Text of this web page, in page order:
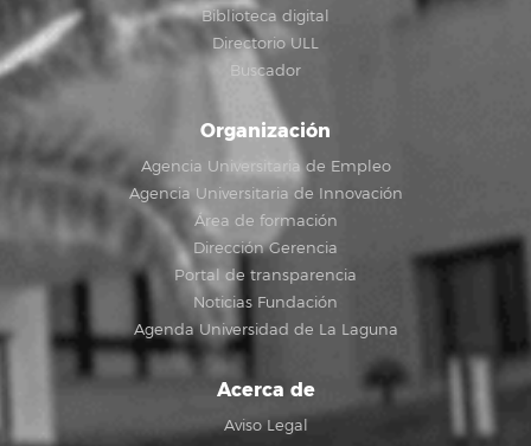
Biblioteca digital
Directorio ULL
Buscador
Organización
Agencia Universitaria de Empleo
Agencia Universitaria de Innovación
Área de formación
Dirección Gerencia
Portal de transparencia
Noticias Fundación
Agenda Universidad de La Laguna
Acerca de
Aviso Legal